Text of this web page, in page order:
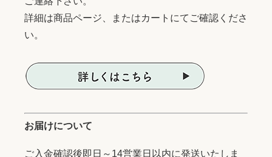
詳細は商品ページ、またはカートにてご確認くださ
い。
お届けについて
ご入金確認後即日～14営業日以内に発送いたしま